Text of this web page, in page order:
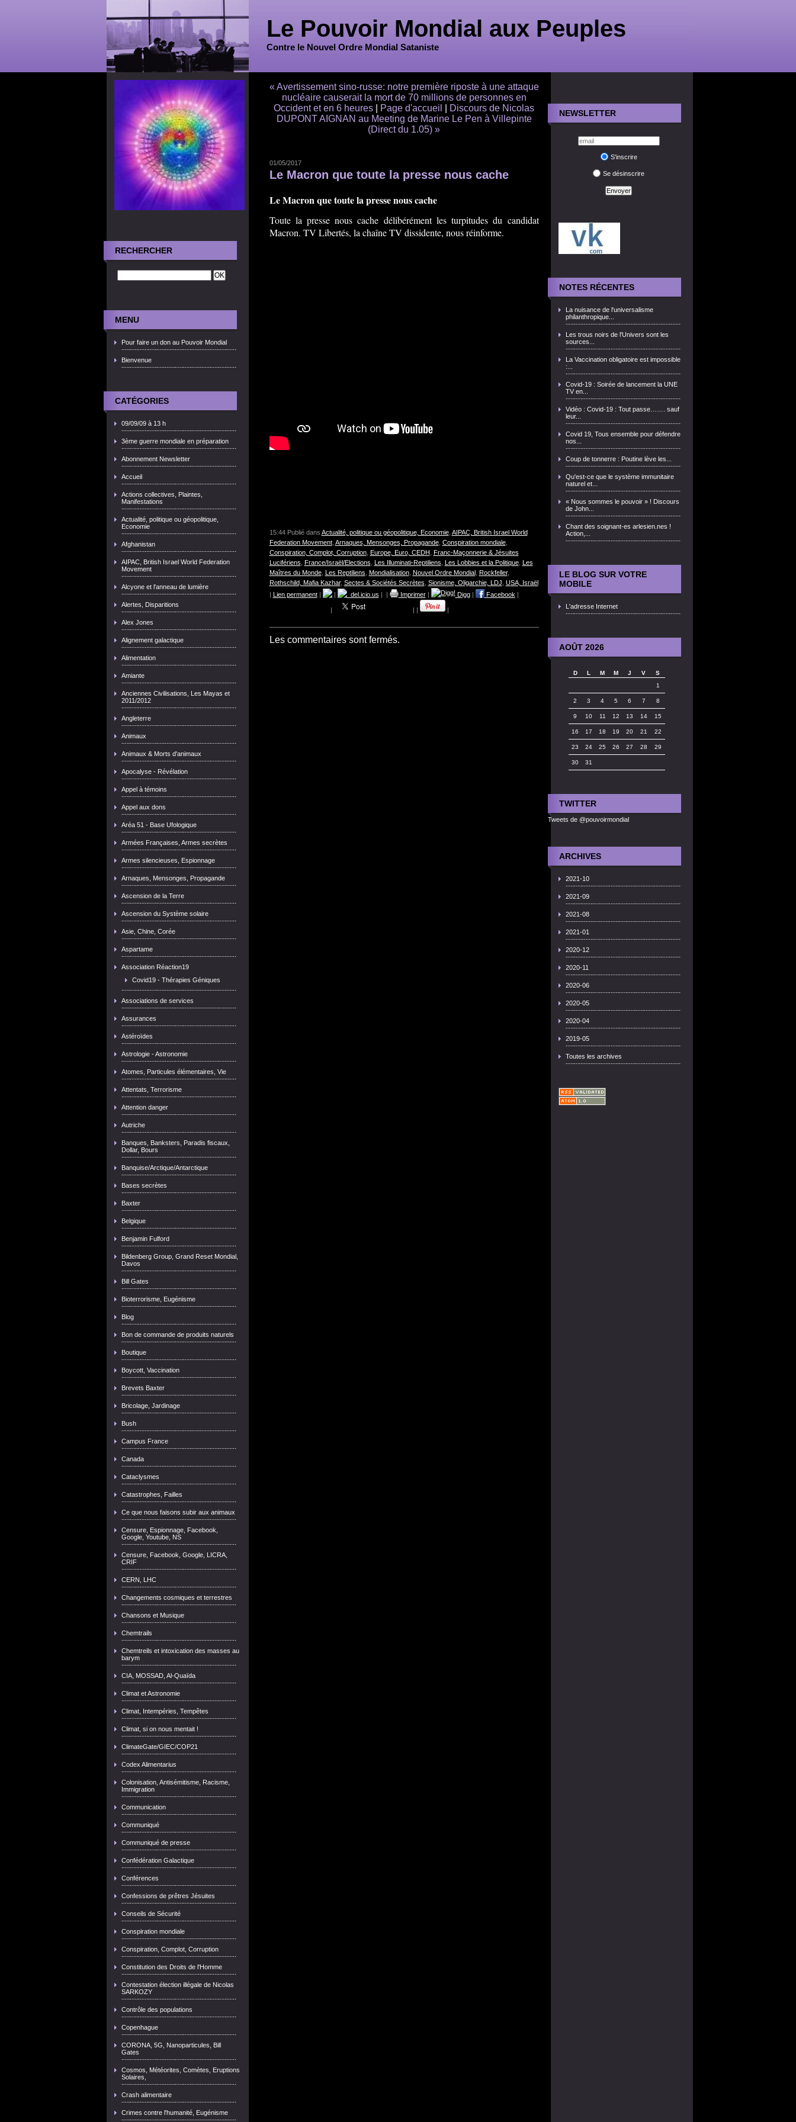
Le Pouvoir Mondial aux Peuples
Contre le Nouvel Ordre Mondial Sataniste
RECHERCHER
MENU
Pour faire un don au Pouvoir Mondial
Bienvenue
CATÉGORIES
09/09/09 à 13 h
3ème guerre mondiale en préparation
Abonnement Newsletter
Accueil
Actions collectives, Plaintes,
Manifestations
Actualité, politique ou géopolitique,
Economie
Afghanistan
AIPAC, British Israel World Federation
Movement
Alcyone et l'anneau de lumière
Alertes, Disparitions
Alex Jones
Alignement galactique
Alimentation
Amiante
Anciennes Civilisations, Les Mayas et
2011/2012
Angleterre
Animaux
Animaux & Morts d'animaux
Apocalyse - Révélation
Appel à témoins
Appel aux dons
Aréa 51 - Base Ufologique
Armées Françaises, Armes secrètes
Armes silencieuses, Espionnage
Arnaques, Mensonges, Propagande
Ascension de la Terre
Ascension du Système solaire
Asie, Chine, Corée
Aspartame
Association Réaction19
Covid19 - Thérapies Géniques
Associations de services
Assurances
Astéroïdes
Astrologie - Astronomie
Atomes, Particules élémentaires, Vie
Attentats, Terrorisme
Attention danger
Autriche
Banques, Banksters, Paradis fiscaux,
Dollar, Bours
Banquise/Arctique/Antarctique
Bases secrètes
Baxter
Belgique
Benjamin Fulford
Bildenberg Group, Grand Reset Mondial,
Davos
Bill Gates
Bioterrorisme, Eugénisme
Blog
Bon de commande de produits naturels
Boutique
Boycott, Vaccination
Brevets Baxter
Bricolage, Jardinage
Bush
Campus France
Canada
Cataclysmes
Catastrophes, Failles
Ce que nous faisons subir aux animaux
Censure, Espionnage, Facebook,
Google, Youtube, NS
Censure, Facebook, Google, LICRA,
CRIF
CERN, LHC
Changements cosmiques et terrestres
Chansons et Musique
Chemtrails
Chemtreils et intoxication des masses au
barym
CIA, MOSSAD, Al-Quaïda
Climat et Astronomie
Climat, Intempéries, Tempêtes
Climat, si on nous mentait !
ClimateGate/GIEC/COP21
Codex Alimentarius
Colonisation, Antisémitisme, Racisme,
Immigration
Communication
Communiqué
Communiqué de presse
Confédération Galactique
Conférences
Confessions de prêtres Jésuites
Conseils de Sécurité
Conspiration mondiale
Conspiration, Complot, Corruption
Constitution des Droits de l'Homme
Contestation élection illégale de Nicolas
SARKOZY
Contrôle des populations
Copenhague
CORONA, 5G, Nanoparticules, Bill
Gates
Cosmos, Météorites, Comètes, Eruptions
Solaires,
Crash alimentaire
Crimes contre l'humanité, Eugénisme
NEWSLETTER
S'inscrire
Se désinscrire
NOTES RÉCENTES
La nuisance de l'universalisme
philanthropique...
Les trous noirs de l'Univers sont les
sources...
La Vaccination obligatoire est impossible
:...
Covid-19 : Soirée de lancement la UNE
TV en...
Vidéo : Covid-19 : Tout passe……. sauf
leur...
Covid 19, Tous ensemble pour défendre
nos...
Coup de tonnerre : Poutine lève les...
Qu'est-ce que le système immunitaire
naturel et...
« Nous sommes le pouvoir » ! Discours
de John...
Chant des soignant-es arlesien.nes !
Action,...
LE BLOG SUR VOTRE
MOBILE
L'adresse Internet
AOÛT 2026
D L M M J V
S
1
2 3 4 5 6 7 8
9 10 11 12 13 14 15
16 17 18 19 20 21 22
23 24 25 26 27 28 29
30 31
TWITTER
Tweets de @pouvoirmondial
ARCHIVES
2021-10
2021-09
2021-08
2021-01
2020-12
2020-11
2020-06
2020-05
2020-04
2019-05
Toutes les archives
« Avertissement sino-russe: notre première riposte à une attaque
nucléaire causerait la mort de 70 millions de personnes en
Occident et en 6 heures
Page d'accueil
Discours de Nicolas
DUPONT AIGNAN au Meeting de Marine Le Pen à Villepinte
(Direct du 1.05) »
01/05/2017
Le Macron que toute la presse nous cache
Le Macron que toute la presse nous cache
Toute la presse nous cache délibérément les turpitudes du candidat
Macron. TV Libertés, la chaîne TV dissidente, nous réinforme.
15:44 Publié dans Actualité, politique ou géopolitique, Economie, AIPAC, British Israel World
Federation Movement, Arnaques, Mensonges, Propagande, Conspiration mondiale,
Conspiration, Complot, Corruption, Europe, Euro, CEDH Franc-Maçonnerie & Jésuites
Lucifériens France/Israël/Elections Les Illuminati-Reptiliens Les Lobbies et la Politique, Les
Maîtres du Monde, Les Reptiliens Mondialisation, Nouvel Ordre Mondial, Rockfeller,
Rothschild, Mafia Kazhar, Sectes & Sociétés Secrètes Sionisme, Oligarchie, LDJ USA, Israël
| Lien permanent| | del.icio.us | | Imprimer| Digg| Facebook |
| | | |
Les commentaires sont fermés.